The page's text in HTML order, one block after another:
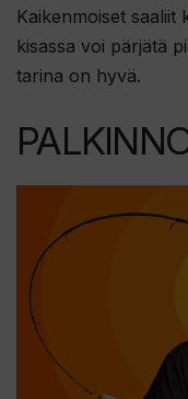
Kaikenmoiset saaliit
kisassa voi pärjätä
tarina on hyvä.